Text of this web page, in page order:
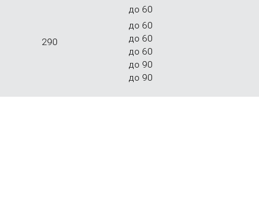
290
до 60
до 60
до 60
до 60
до 90
до 90